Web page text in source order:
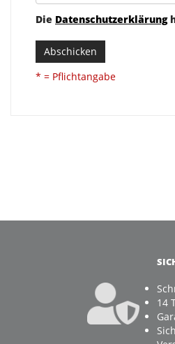
Die Datenschutzerklärung
Abschicken
* = Pflichtangabe
14